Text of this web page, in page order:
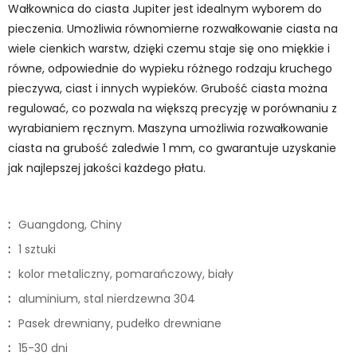
Wałkownica do ciasta Jupiter jest idealnym wyborem do
pieczenia. Umożliwia równomierne rozwałkowanie ciasta na
wiele cienkich warstw, dzięki czemu staje się ono miękkie i
równe, odpowiednie do wypieku różnego rodzaju kruchego
pieczywa, ciast i innych wypieków. Grubość ciasta można
regulować, co pozwala na większą precyzję w porównaniu z
wyrabianiem ręcznym. Maszyna umożliwia rozwałkowanie
ciasta na grubość zaledwie 1 mm, co gwarantuje uzyskanie
jak najlepszej jakości każdego płatu.
: Guangdong, Chiny
: 1 sztuki
: kolor metaliczny, pomarańczowy, biały
: aluminium, stal nierdzewna 304
: Pasek drewniany, pudełko drewniane
: 15-30 dni